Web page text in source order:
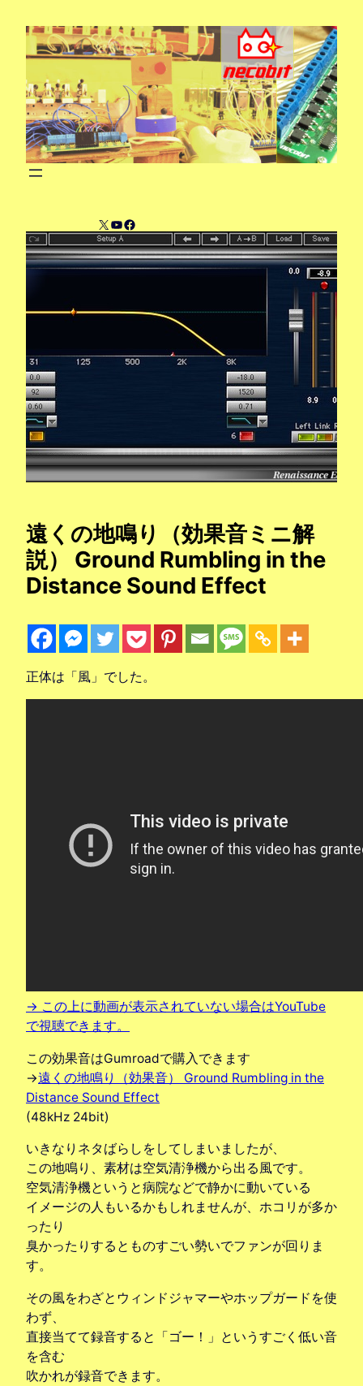
X YouTube
Facebook
遠くの地鳴り（効果音ミニ解
説） Ground Rumbling in the
Distance Sound Effect
正体は「風」でした。
→ この上に動画が表示されていない場合はYouTube
で視聴できます。
この効果音はGumroadで購入できます
→遠くの地鳴り（効果音） Ground Rumbling in the
Distance Sound Effect
(48kHz 24bit)
いきなりネタばらしをしてしまいましたが、
この地鳴り、素材は空気清浄機から出る風です。
空気清浄機というと病院などで静かに動いている
イメージの人もいるかもしれませんが、ホコリが多か
ったり
臭かったりするとものすごい勢いでファンが回りま
す。
その風をわざとウィンドジャマーやホップガードを使
わず、
直接当てて録音すると「ゴー！」というすごく低い音
を含む
吹かれが録音できます。